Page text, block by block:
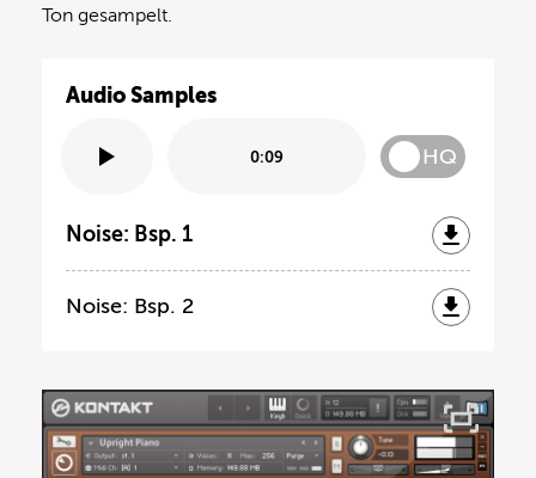
Ton gesampelt.
Audio Samples
0:09 HQ
Noise: Bsp. 1
Noise: Bsp. 2